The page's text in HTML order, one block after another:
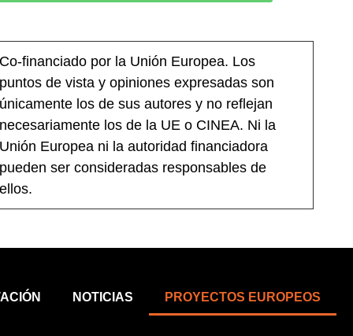
Co-financiado por la Unión Europea. Los
puntos de vista y opiniones expresadas son
únicamente los de sus autores y no reflejan
necesariamente los de la UE o CINEA. Ni la
Unión Europea ni la autoridad financiadora
pueden ser consideradas responsables de
ellos.
NOTICIAS PROYECTOS EUROPEOS